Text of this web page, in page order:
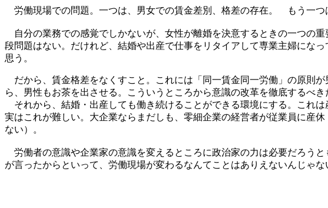
労働現場での問題。一つは、男女での賃金差別、格差の存在。 もう一つ
自分の業務での感覚でしかないが、女性が離婚を決意するときの一つの
段問題はない。だけれど、結婚や出産で仕事をリタイアして専業主婦にな
思う。
だから、賃金格差をなくすこと。これには「同一賃金同一労働」の原則
ら、男性もお茶を出させる。こういうところから意識の改革を徹底するべき
それから、結婚・出産しても働き続けることができる環境にする。これ
実はこれが難しい。大企業ならまだしも、零細企業の経営者が従業員に産
ない）。
労働者の意識や企業家の意識を変えるところに政治家の力は必要だろう
が言ったからといって、労働現場が変わるなんてことはありえないんじゃ